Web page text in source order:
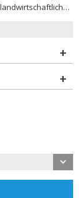
Grundstück